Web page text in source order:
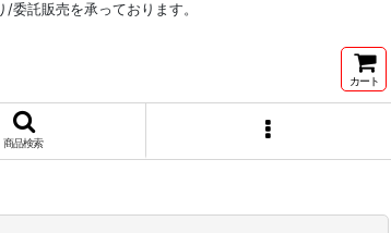
託販売を承っております。
カート
商品検索